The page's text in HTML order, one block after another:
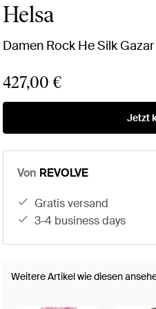
Helsa
Damen Rock He Silk
427,00 €
Jetzt
Von REVOLVE
gratis versand
3-4 business days
Weitere Artikel wie diesen